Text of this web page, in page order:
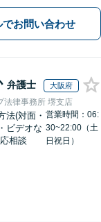
でお問い合わせ
弁護士 大阪府
法律事務所 堺支店
法(対面・
ビデオな
相談
営業時間：06:
30~22:00（土
日祝日）